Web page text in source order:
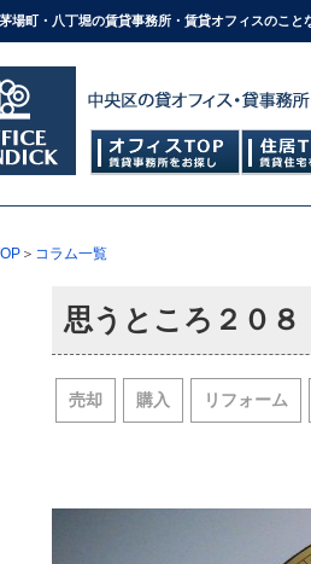
場町・八丁堀の賃貸事務所・賃貸オフィスのこと
＞ コラム一覧
思うところ２０８
売却 購入 リフォーム